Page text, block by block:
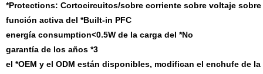
*Protections: Cortocircuitos/sobre corriente sobre voltaje sobre
función activa del *Built-in PFC
energía consumption<0.5W de la carga del *No
garantía de los años *3
el *OEM y el ODM están disponibles, modifican el enchufe de